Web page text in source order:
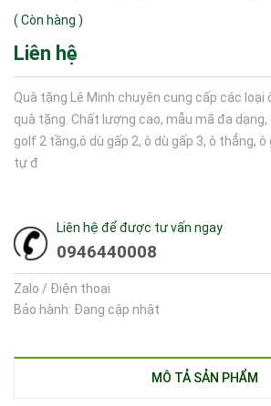
( Còn hàng )
Liên hệ
Quà tặng Lê Minh chuyên cung cấp các loại
quà tặng. Chất lượng cao, mẫu mã đa
golf 2 tầng,ô dù gấp 2, ô dù gấp 3, ô thẳng,
tự đ
Liên hệ để được tư vấn ngay
0946440008
Zalo / Điện thoại
Bảo hành: Đang cập nhật
MÔ TẢ SẢN PHẨM